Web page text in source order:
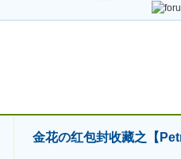
金花の红包封收藏之【